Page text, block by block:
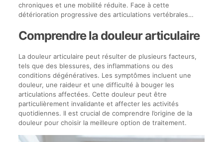
chroniques et une mobilité réduite. Face à cette
détérioration progressive des articulations vertébrales…
Comprendre la douleur articulaire
La douleur articulaire peut résulter de plusieurs facteurs,
tels que des blessures, des inflammations ou des
conditions dégénératives. Les symptômes incluent une
douleur, une raideur et une difficulté à bouger les
articulations affectées. Cette douleur peut être
particulièrement invalidante et affecter les activités
quotidiennes. Il est crucial de comprendre l’origine de la
douleur pour choisir la meilleure option de traitement.